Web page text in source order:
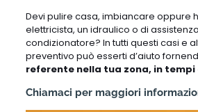
Devi pulire casa, imbiancare oppure
elettricista, un idraulico o di
condizionatore? In tutti questi casi e
preventivo può esserti d’aiuto
referente nella tua zona, in
Chiamaci per maggiori